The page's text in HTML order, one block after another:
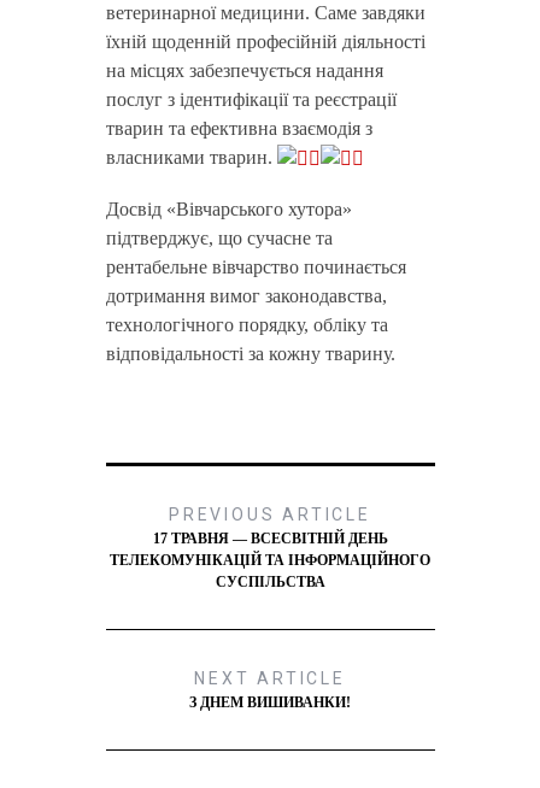
ветеринарної медицини. Саме завдяки
їхній щоденній професійній діяльності
на місцях забезпечується надання
послуг з ідентифікації та реєстрації
тварин та ефективна взаємодія з
власниками тварин.
Досвід «Вівчарського хутора»
підтверджує, що сучасне та
рентабельне вівчарство починається
дотримання вимог законодавства,
технологічного порядку, обліку та
відповідальності за кожну тварину.
PREVIOUS ARTICLE
17 ТРАВНЯ — ВСЕСВІТНІЙ ДЕНЬ
ТЕЛЕКОМУНІКАЦІЙ ТА ІНФОРМАЦІЙНОГО
СУСПІЛЬСТВА
NEXT ARTICLE
З ДНЕМ ВИШИВАНКИ!